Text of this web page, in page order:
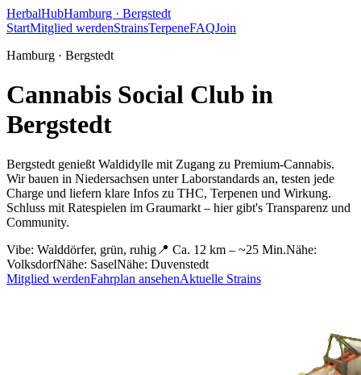
HerbalHubHamburg · Bergstedt
StartMitglied werdenStrainsTerpeneFAQJoin
Hamburg · Bergstedt
Cannabis Social Club in
Bergstedt
Bergstedt genießt Waldidylle mit Zugang zu Premium-Cannabis.
Wir bauen in Niedersachsen unter Laborstandards an, testen jede
Charge und liefern klare Infos zu THC, Terpenen und Wirkung.
Schluss mit Ratespielen im Graumarkt – hier gibt's Transparenz und
Community.
Vibe: Walddörfer, grün, ruhig 📍 Ca. 12 km – ~25 Min.Nähe:
VolksdorfNähe: SaselNähe: Duvenstedt
Mitglied werdenFahrplan ansehenAktuelle Strains